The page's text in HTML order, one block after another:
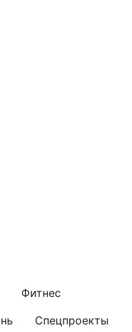
Фитнес
Спецпроекты